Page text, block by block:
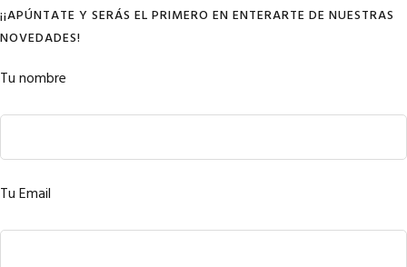
¡¡APÚNTATE Y SERÁS EL PRIMERO EN ENTERARTE DE NUESTRAS
NOVEDADES!
Tu nombre
Tu Email